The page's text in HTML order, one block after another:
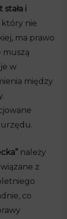
stała i
który nie
ma prawo
muszą
w
między
urzędu.
należy
z
co